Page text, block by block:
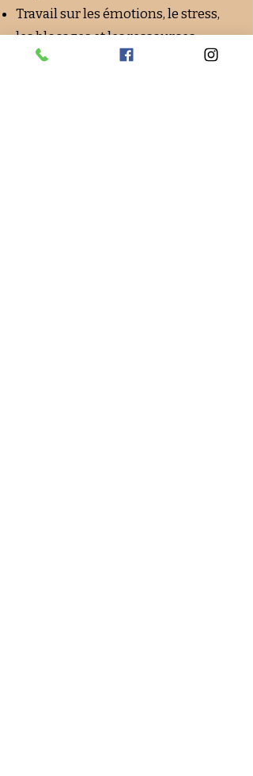
Travail sur les émotions, le stress,
les blocages et les ressources
Venir depuis Caen